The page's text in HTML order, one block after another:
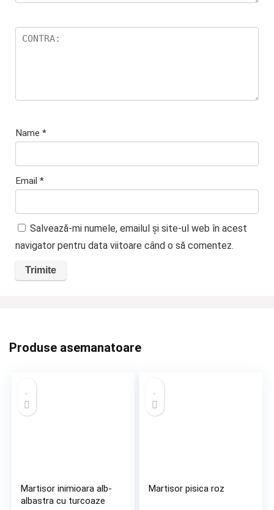
Name *
Email *
Salvează-mi numele, emailul și site-ul web în acest
navigator pentru data viitoare când o să comentez.
Produse asemanatoare
Martisor inimioara alb-
albastra cu turcoaze
Martisor pisica roz